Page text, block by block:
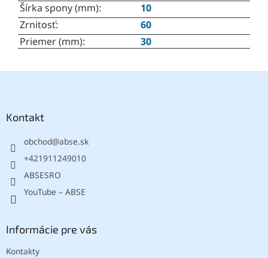
Šírka spony (mm):
10
Zrnitosť:
60
Priemer (mm): 30
Kontakt
obchod@abse.sk
+421911249010
ABSESRO
YouTube – ABSE
Informácie pre vás
Kontakty